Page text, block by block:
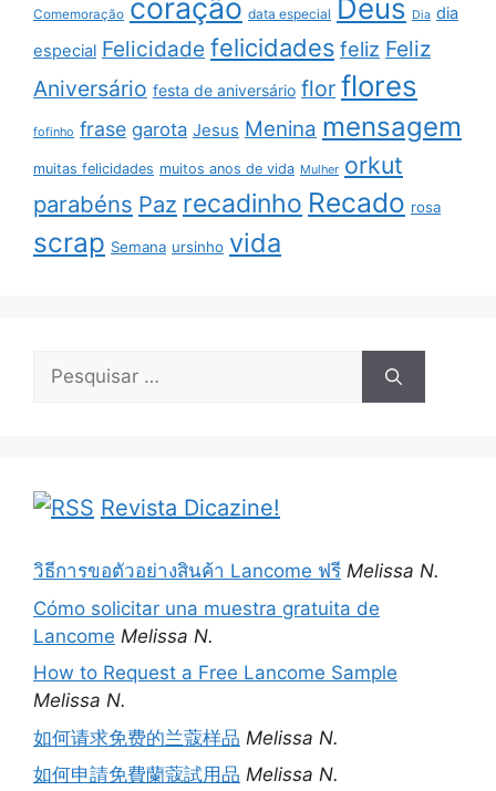
Comemoração coração data especial Deus Dia dia
especial Felicidade felicidades feliz Feliz
Aniversário festa de aniversário flor flores
fofinho frase garota Jesus Menina mensagem
muitas felicidades muitos anos de vida Mulher orkut
parabéns Paz recadinho Recado rosa
scrap Semana ursinho vida
Pesquisar
Revista Dicazine!
วิธีการขอตัวอย่างสินค้า Lancome ฟรี Melissa N.
Cómo solicitar una muestra gratuita de
Lancome Melissa N.
How to Request a Free Lancome Sample
Melissa N.
如何请求免费的兰蔻样品 Melissa N.
如何申請免費蘭蔻試用品 Melissa N.